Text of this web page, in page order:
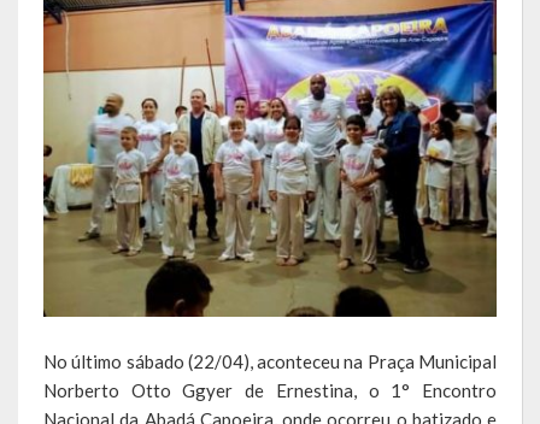
Administração
Assistência Social
Educação, Cultura, Desporto e Turismo
Sala Multidisciplinar Saber Mais
Escola Municipal de Educação Infantil Dr. Orlando Rojas
Escola Municipal De Ensino Fundamental Educarte
Escola Municipal De Ensino Fundamental João Alfredo Sachser
Escola Municipal De Ensino Fundamental Osvaldo Cruz
No último sábado (22/04), aconteceu na Praça Municipal
Norberto Otto Ggyer de Ernestina, o 1° Encontro